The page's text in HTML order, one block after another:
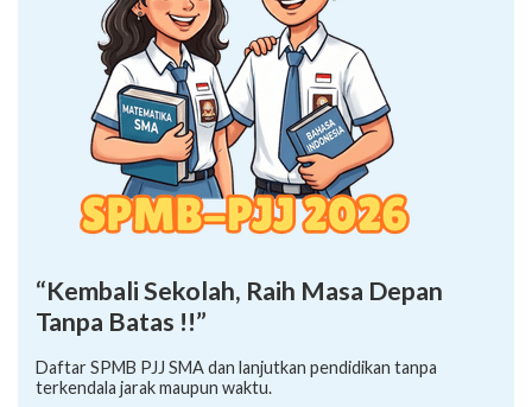
“Kembali Sekolah, Raih Masa Depan
Tanpa Batas !!”
Daftar SPMB PJJ SMA dan lanjutkan pendidikan tanpa
terkendala jarak maupun waktu.